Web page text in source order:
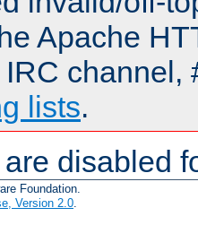
Apache
channel,
lists.
disabled
Foundation.
Version 2.0.